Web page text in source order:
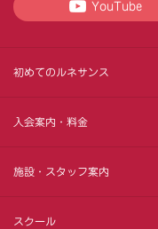
YouTube
初めてのルネサンス
入会案内・料金
施設・スタッフ案内
スクール